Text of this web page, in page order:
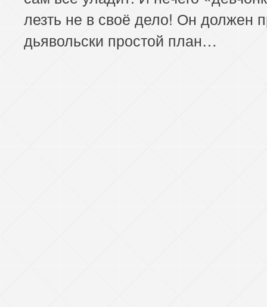
лезть не в своё дело! Он должен
дьявольски простой план…